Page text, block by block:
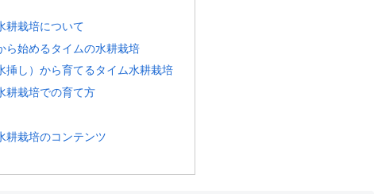
耕栽培について
ら始めるタイムの水耕栽培
挿し）から育てるタイム水耕栽培
耕栽培での育て方
耕栽培のコンテンツ